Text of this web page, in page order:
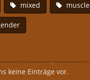
mixed
keine Einträge vor.